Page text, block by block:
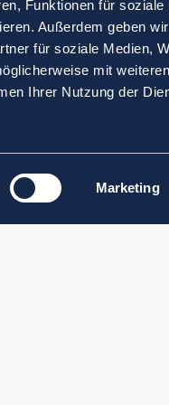
Funktionen für soziale
Außerdem geben wir
für soziale Medien,
mit
Ihrer Nutzung der
Marketing